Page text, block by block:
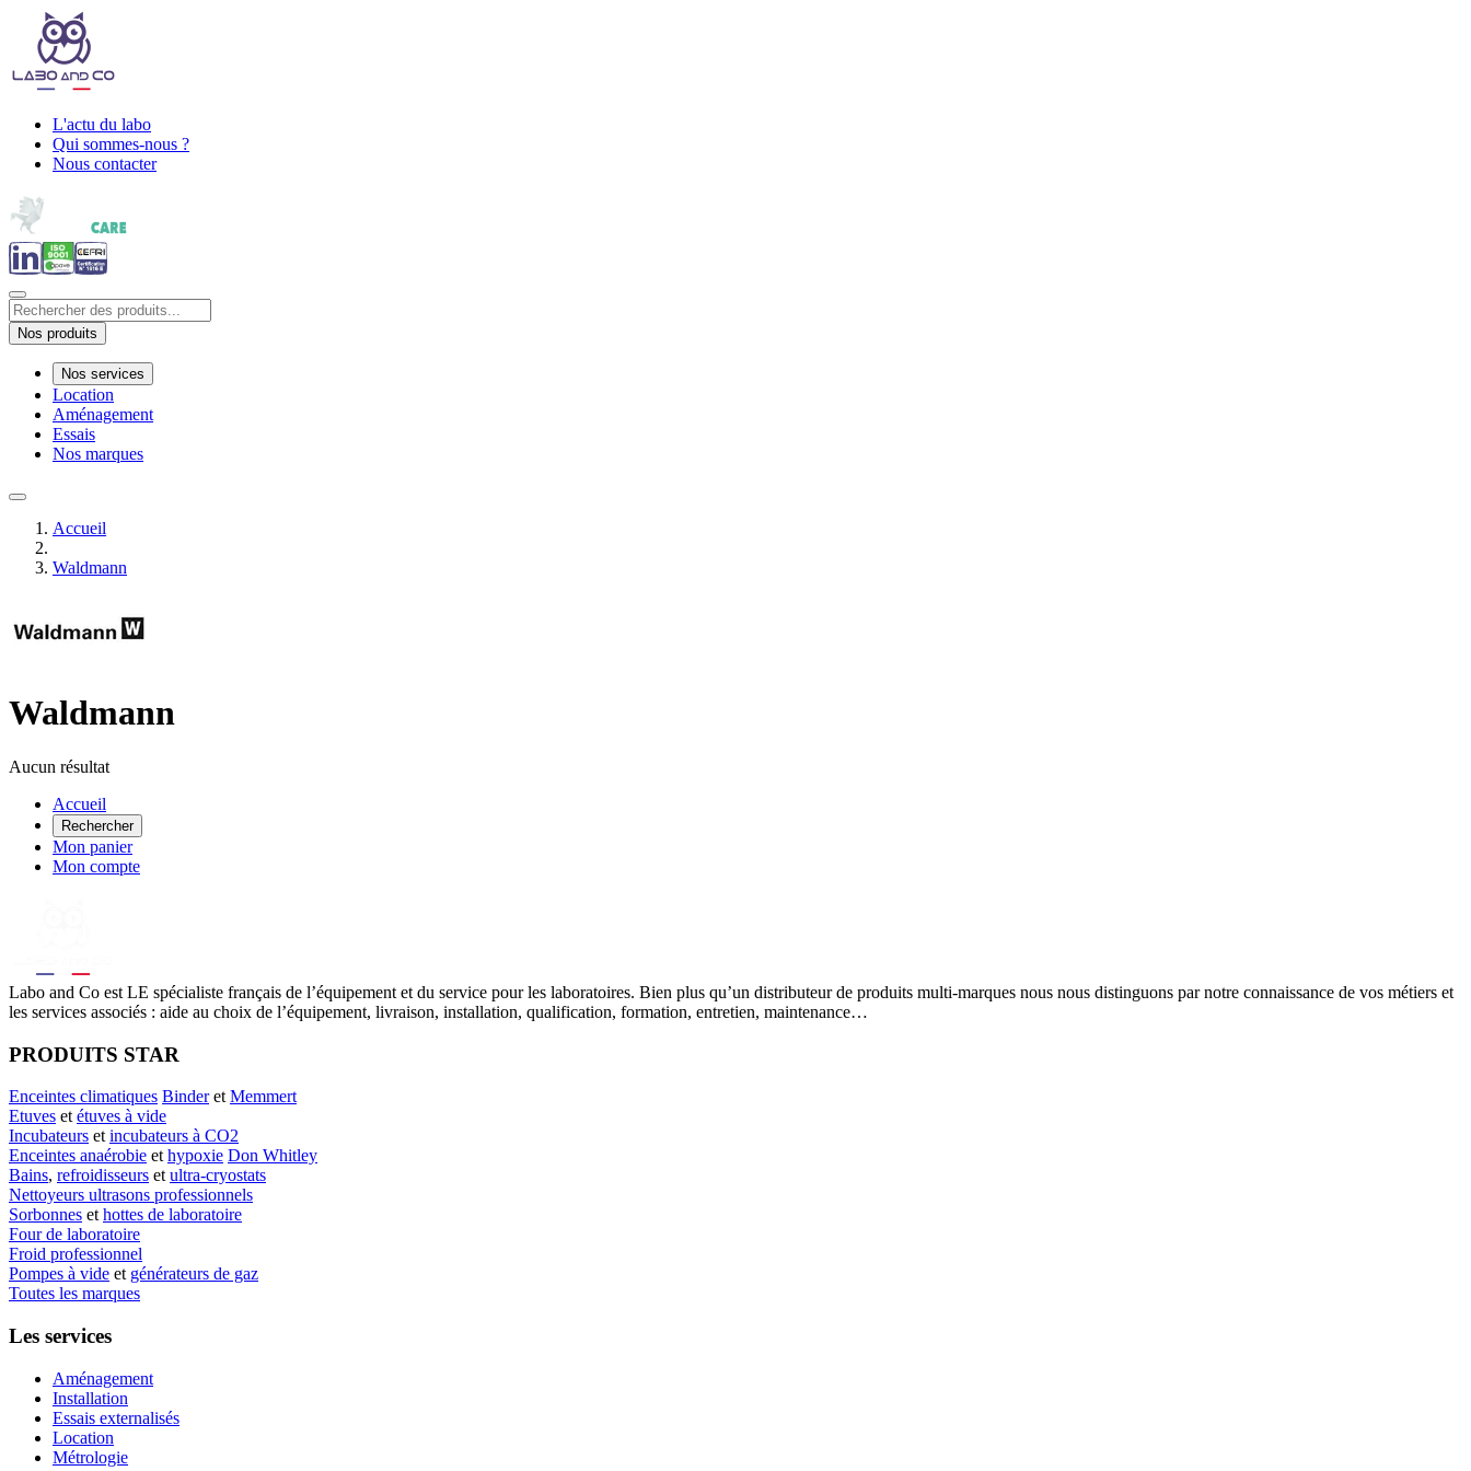
L'actu du labo
Qui sommes-nous ?
Nous contacter
Nos produits
Nos services
Location
Aménagement
Essais
Nos marques
Accueil
Waldmann
Waldmann
Aucun résultat
Accueil
Rechercher
Mon panier
Mon compte
Labo and Co est LE spécialiste français de l’équipement et du service pour les laboratoires. Bien plus qu’un distributeur de produits multi-marques nous nous distinguons par notre connaissance de vos métiers et
les services associés : aide au choix de l’équipement, livraison, installation, qualification, formation, entretien, maintenance…
PRODUITS STAR
Enceintes climatiques Binderet Memmert
Etuves et étuves à vide
Incubateurs et incubateurs à CO2
Enceintes anaérobie et hypoxie Don Whitley
Bains, refroidisseurs et ultra-cryostats
Nettoyeurs ultrasons professionnels
Sorbonnes et hottes de laboratoire
Four de laboratoire
Froid professionnel
Pompes à vide et générateurs de gaz
Toutes les marques
Les services
Aménagement
Installation
Essais externalisés
Location
Métrologie